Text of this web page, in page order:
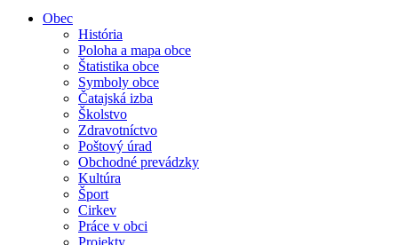
Obec
História
Poloha a mapa obce
Štatistika obce
Symboly obce
Čatajská izba
Školstvo
Zdravotníctvo
Poštový úrad
Obchodné prevádzky
Kultúra
Šport
Cirkev
Práce v obci
Projekty